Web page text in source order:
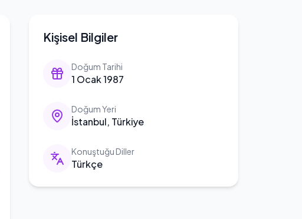
Kişisel Bilgiler
Doğum Tarihi
1 Ocak 1987
Doğum Yeri
İstanbul, Türkiye
Konuştuğu Diller
Türkçe